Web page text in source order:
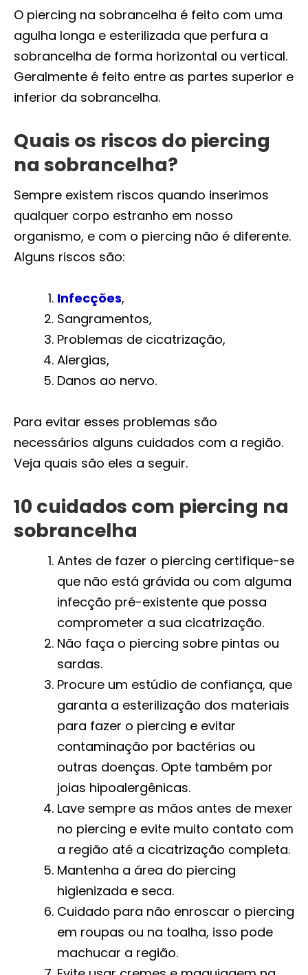
O piercing na sobrancelha é feito com uma
agulha longa e esterilizada que perfura a
sobrancelha de forma horizontal ou vertical.
Geralmente é feito entre as partes superior e
inferior da sobrancelha.
Quais os riscos do piercing
na sobrancelha?
Sempre existem riscos quando inserimos
qualquer corpo estranho em nosso
organismo, e com o piercing não é diferente.
Alguns riscos são:
Infecções,
Sangramentos,
Problemas de cicatrização,
Alergias,
Danos ao nervo.
Para evitar esses problemas são
necessários alguns cuidados com a região.
Veja quais são eles a seguir.
10 cuidados com piercing na
sobrancelha
Antes de fazer o piercing certifique-se
que não está grávida ou com alguma
infecção pré-existente que possa
comprometer a sua cicatrização.
Não faça o piercing sobre pintas ou
sardas.
Procure um estúdio de confiança, que
garanta a esterilização dos materiais
para fazer o piercing e evitar
contaminação por bactérias ou
outras doenças. Opte também por
joias hipoalergênicas.
Lave sempre as mãos antes de mexer
no piercing e evite muito contato com
a região até a cicatrização completa.
Mantenha a área do piercing
higienizada e seca.
Cuidado para não enroscar o piercing
em roupas ou na toalha, isso pode
machucar a região.